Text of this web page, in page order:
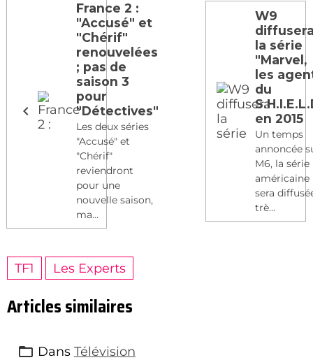
France 2 :
"Accusé" et
"Chérif"
renouvelées
; pas de
saison 3
pour
"Détectives"
Les deux séries
"Accusé" et
"Chérif"
reviendront
pour une
nouvelle saison,
ma...
W9
la série
"Marvel,
les
du
en 2015
Un temps
annoncée
M6, la série
américaine
sera
trè...
TF1 Les Experts
Articles similaires
Dans Télévision